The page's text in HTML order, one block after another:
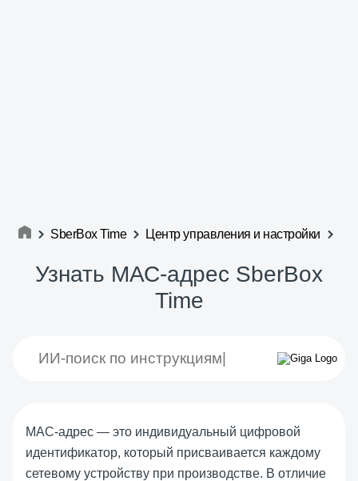
SberBox Time Центр управления и настройки
Узнать МАС-адрес SberBox
Time
MAC-адрес — это индивидуальный цифровой
идентификатор, который присваивается каждому
сетевому устройству при производстве. В отличие